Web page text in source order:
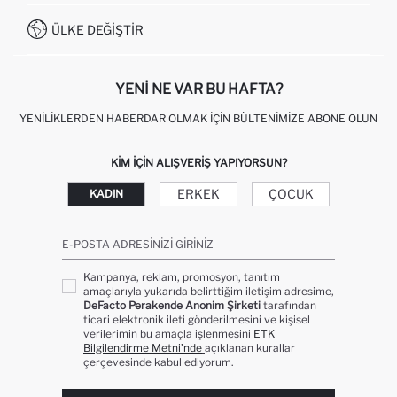
İŞLEM REHBERI
KAMPANYALAR
0850 333 22 86
ÜLKE DEĞIŞTIR
YENI NE VAR BU HAFTA?
YENILIKLERDEN HABERDAR OLMAK İÇIN BÜLTENIMIZE ABONE OLUN
KIM IÇIN ALIŞVERIŞ YAPIYORSUN?
KADIN ERKEK ÇOCUK
E-POSTA ADRESINIZI GIRINIZ
Kampanya, reklam, promosyon, tanıtım
amaçlarıyla yukarıda belirttiğim iletişim adresime,
DeFacto Perakende Anonim Şirketi tarafından
ticari elektronik ileti gönderilmesini ve kişisel
verilerimin bu amaçla işlenmesini ETK
Bilgilendirme Metni’nde açıklanan kurallar
çerçevesinde kabul ediyorum.